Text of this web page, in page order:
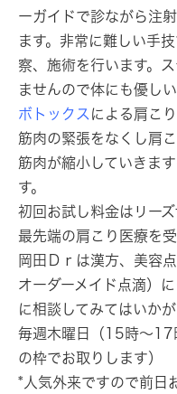
ーガイドで診ながら注
ます。非常に難しい手
察、施術を行います。
ませんので体にも優しい
ボトックス による肩こ
筋肉の緊張をなくし肩
筋肉が縮小していきま
す。
初回お試し料金はリー
最先端の肩こり医療を
岡田Ｄｒは漢方、美容
オーダーメイド点滴）
に相談してみてはいか
毎週木曜日（15時～
の枠でお取りします）
*人気外来ですので前日